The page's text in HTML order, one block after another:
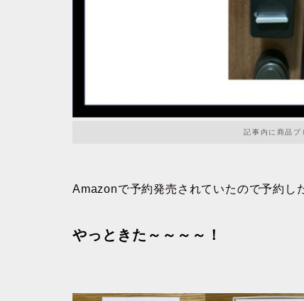
記事内に商品プ
Amazonで予約発売されていたので予約し
やっときた～～～～！